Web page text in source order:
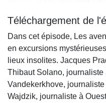
Téléchargement de
Dans cet épisode, Les
en excursions
lieux insolites. Jacques
Thibaut Solano, journaliste
Vandekerkhove,
Wajdzik, journaliste à